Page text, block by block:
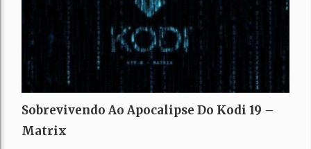
Sobrevivendo Ao Apocalipse Do Kodi 19 –
Matrix